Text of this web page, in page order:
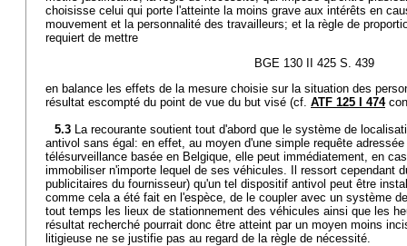
choisisse celui qui porte l'atteinte la moins grave aux intérêts en
mouvement et la personnalité des travailleurs; et la règle de
requiert de mettre
BGE 130 II 425 S. 439
en balance les effets de la mesure choisie sur la situation des
résultat escompté du point de vue du but visé (cf. ATF 125 I 474
5.3 La recourante soutient tout d'abord que le système de
antivol sans égal: en effet, au moyen d'une simple requête
télésurveillance basée en Belgique, elle peut immédiatement, en
immobiliser n'importe lequel de ses véhicules. Il ressort cependant
publicitaires du fournisseur) qu'un tel dispositif antivol peut être
comme cela a été fait en l'espèce, de le coupler avec un système
tout temps les lieux de stationnement des véhicules ainsi que les
résultat recherché pourrait donc être atteint par un moyen moins
litigieuse ne se justifie pas au regard de la règle de nécessité.